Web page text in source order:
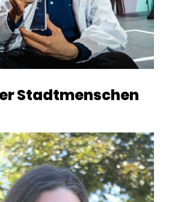
Stadtmenschen